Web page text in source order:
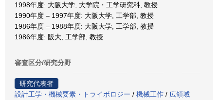
1998年度: 大阪大学, 大学院・工学研究科, 教授
1990年度 – 1997年度: 大阪大学, 工学部, 教授
1986年度 – 1988年度: 大阪大学, 工学部, 教授
1986年度: 阪大, 工学部, 教授
審査区分/研究分野
研究代表者
設計工学・機械要素・トライボロジー / 機械工作 / 広領域